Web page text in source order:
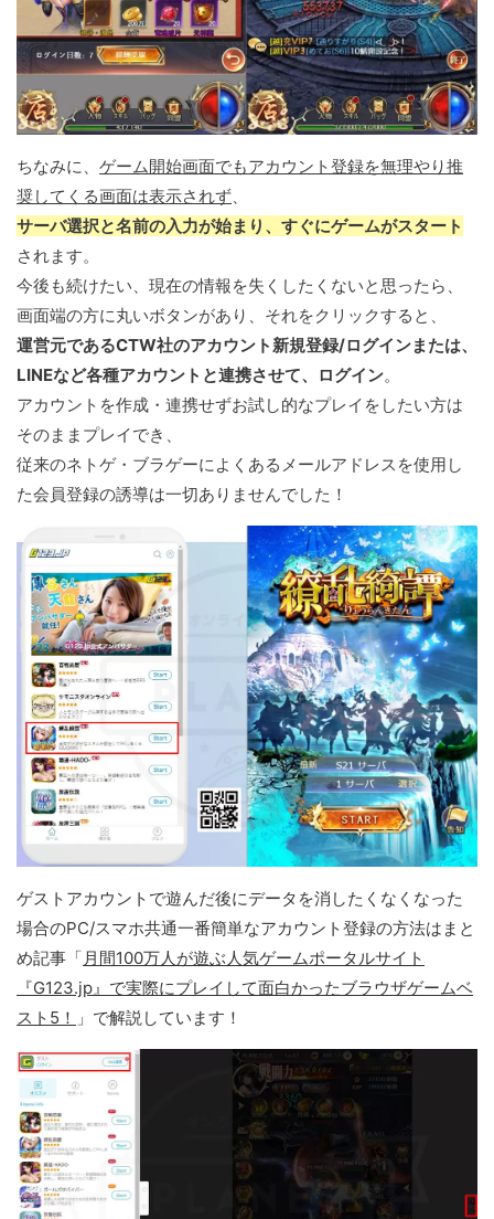
ちなみに、 ゲーム開始画面でもアカウント登録を無理やり推
奨してくる画面は表示されず、
サーバ選択と名前の入力が始まり、すぐにゲームがスタート
されます。
今後も続けたい、現在の情報を失くしたくないと思ったら、
画面端の方に丸いボタンがあり、それをクリックすると、
運営元であるCTW社のアカウント新規登録/ログインまたは、
LINEなど各種アカウントと連携させて、ログイン。
アカウントを作成・連携せずお試し的なプレイをしたい方は
そのままプレイでき、
従来のネトゲ・ブラゲーによくあるメールアドレスを使用し
た会員登録の誘導は一切ありませんでした！
ゲストアカウントで遊んだ後にデータを消したくなくなった
場合のPC/スマホ共通一番簡単なアカウント登録の方法はまと
め記事「 月間100万人が遊ぶ人気ゲームポータルサイト
『G123.jp』で実際にプレイして面白かったブラウザゲームベ
スト5！ 」で解説しています！